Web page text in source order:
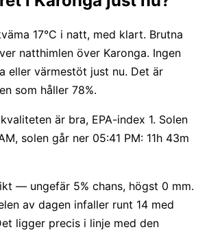
17°C i natt, med klart. Brutna
natthimlen över Karonga. Ingen
eller värmestöt just nu. Det är
som håller 78%.
är bra, EPA-index 1. Solen
solen går ner 05:41 PM: 11h 43m
— ungefär 5% chans, högst 0 mm.
av dagen infaller runt 14 med
ligger precis i linje med den